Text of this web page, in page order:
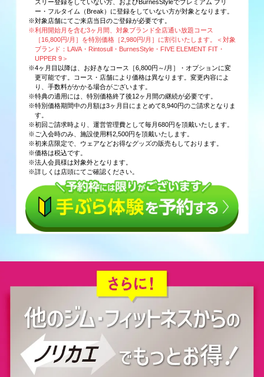
スリー登録をしていない方、およびBurnesStyleでプレミアム フリ
ー・フルタイム（Break）に登録をしていない方が対象となります。
※対象店舗にてご来店当日のご登録が必要です。
※利用開始月を含む3ヶ月間、対象ブランド全店通い放題コース
［16,800円/月］を特別価格［2,980円/月］に割引いたします。＜対象
ブランド：LAVA・Rintosull・BurnesStyle・FIVE ELEMENT FIT・
UPPER 9＞
※4ヶ月目以降は、お好きなコース［6,800円～/月］・オプションに変
更可能です。コース・店舗により価格は異なります。変更内容によ
り、手数料がかかる場合がございます。
※特典の適用には、特別価格終了後12ヶ月間の継続が必要です。
※特別価格期間中の月額は3ヶ月目にまとめて8,940円のご請求となりま
す。
※初回ご請求時より、運営管理費として毎月680円を頂戴いたします。
※ご入会時のみ、施設使用料2,500円を頂戴いたします。
※初来店限定で、ウェアなどお得なグッズの販売もしております。
※価格は税込です。
※法人会員様は対象外となります。
※詳しくは店頭にてご確認ください。